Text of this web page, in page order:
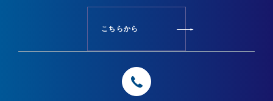
こちらから